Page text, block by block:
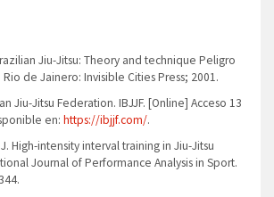
Jiu-Jitsu: Theory and technique Peligro
de Jainero: Invisible Cities Press; 2001.
Jiu-Jitsu Federation. IBJJF. [Online] Acceso 13
en: https://ibjjf.com/.
High-intensity interval training in Jiu-Jitsu
Journal of Performance Analysis in Sport.